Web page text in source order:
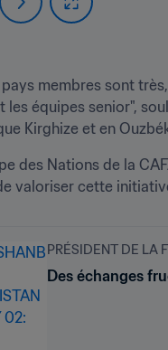
pays membres sont
les équipes senior",
Kirghize et en
des Nations de la
valoriser cette
PRÉSIDENT DE LA
Des échanges